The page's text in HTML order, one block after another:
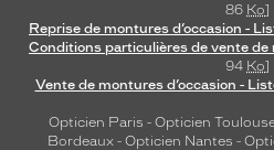
86 Ko]
Reprise de montures d’occasion -
Conditions particulières de vente de
94 Ko]
Vente de montures d’occasion -
Opticien Paris - Opticien
Bordeaux- Opticien Nantes -